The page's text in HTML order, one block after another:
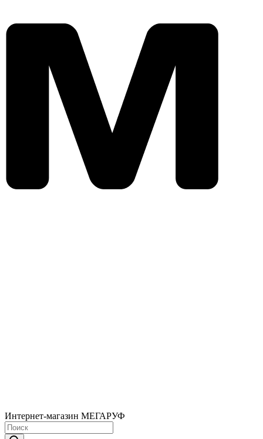
Интернет-магазин МЕГАРУФ